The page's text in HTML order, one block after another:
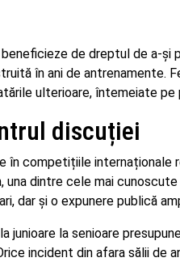
de dreptul de a-și
în ani de antrenamente.
ulterioare, întemeiate pe
discuției
în competițiile internaționale
dintre cele mai
dar și o expunere publică
junioare la senioare
incident din afara sălii de